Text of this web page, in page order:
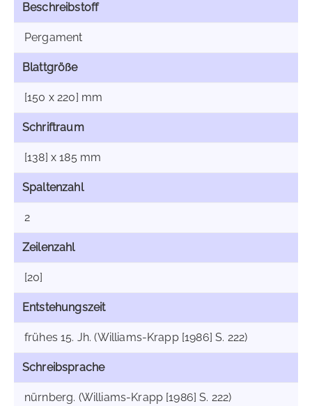
Beschreibstoff
Pergament
Blattgröße
[150 x 220] mm
Schriftraum
[138] x 185 mm
Spaltenzahl
2
Zeilenzahl
[20]
Entstehungszeit
frühes 15. Jh. (Williams-Krapp [1986] S. 222)
Schreibsprache
nürnberg. (Williams-Krapp [1986] S. 222)